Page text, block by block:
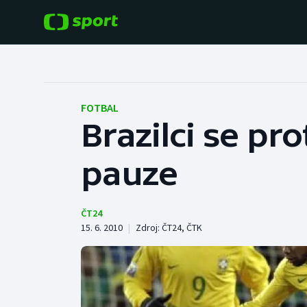
Hokej
Tenis
Cyklistika
Baseball a softbal
Boby a skeleton
Box
FOTBAL
Brazilci se
pauze
ČT24
15. 6. 2010 | Zdroj: ČT24, ČTK